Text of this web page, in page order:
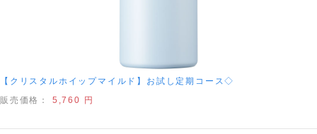
【クリスタルホイップマイルド】お試し定期コース◇
販売価格： 5,760 円